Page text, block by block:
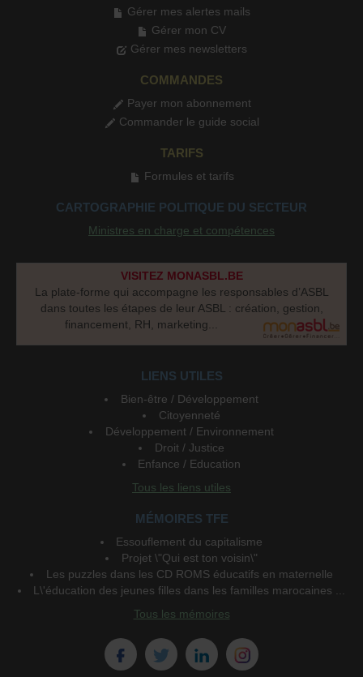
Gérer mes alertes mails
Gérer mon CV
Gérer mes newsletters
COMMANDES
Payer mon abonnement
Commander le guide social
TARIFS
Formules et tarifs
CARTOGRAPHIE POLITIQUE DU SECTEUR
Ministres en charge et compétences
VISITEZ MONASBL.BE
La plate-forme qui accompagne les responsables d’ASBL
dans toutes les étapes de leur ASBL : création, gestion,
financement, RH, marketing...
LIENS UTILES
Bien-être / Développement
Citoyenneté
Développement / Environnement
Droit / Justice
Enfance / Education
Tous les liens utiles
MÉMOIRES TFE
Essouflement du capitalisme
Projet \"Qui est ton voisin\"
Les puzzles dans les CD ROMS éducatifs en maternelle
L\'éducation des jeunes filles dans les familles marocaines ...
Tous les mémoires